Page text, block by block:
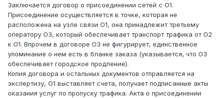
Заключается договор о присоединении сетей с О1.
Присоединение осуществляется в точке, которая не
расположена на узле связи О1, она принадлежит третьему
оператору О3, который обеспечивает транспорт трафика от О2
к О1. Впрочем в договоре О3 не фигурирует, единственное
упоминание о нем есть в бланке заказа (указывается, что О3
обеспечивает городское продление).
Копия договора и остальных документов отправляется на
экспертизу, О1 выставляет счета, получает подписанные акты
оказания услуг по пропуску трафика. Акта о присоединении